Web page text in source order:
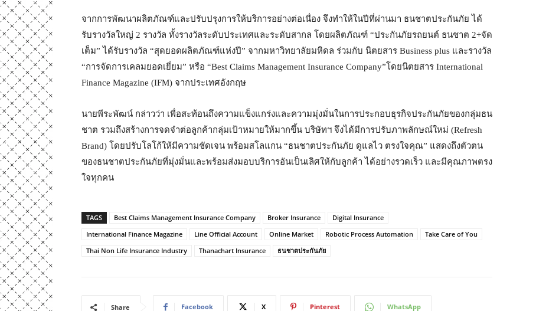
จากการพัฒนาผลิตภัณฑ์และปรับปรุงการให้บริการอย่างต่อเนื่อง จึงทำให้ในปีที่ผ่านมา ธนชาตประกันภัย ได้
รับรางวัลใหญ่ 2 รางวัล ทั้งรางวัลระดับประเทศและระดับสากล โดยผลิตภัณฑ์ “ประกันภัยรถยนต์ ธนชาต 2+จัด
เต็ม” ได้รับรางวัล “สุดยอดผลิตภัณฑ์แห่งปี” จากมหาวิทยาลัยมหิดล ร่วมกับ นิตยสาร Business plus และรางวัล
“การจัดการเคลมยอดเยี่ยม” หรือ “Best Claims Management Insurance Company”โดยนิตยสาร International
Finance Magazine (IFM) จากประเทศอังกฤษ
นายพีระพัฒน์ กล่าวว่า เพื่อสะท้อนถึงความแข็งแกร่งและความมุ่งมั่นในการประกอบธุรกิจประกันภัยของกลุ่มธน
ชาต รวมถึงสร้างการจดจำต่อลูกค้ากลุ่มเป้าหมายให้มากขึ้น บริษัทฯ จึงได้มีการปรับภาพลักษณ์ใหม่ (Refresh
Brand) โดยปรับโลโก้ให้มีความชัดเจน พร้อมสโลแกน “ธนชาตประกันภัย ดูแลไว ตรงใจคุณ” แสดงถึงตัวตน
ของธนชาตประกันภัยที่มุ่งมั่นและพร้อมส่งมอบบริการอันเป็นเลิศให้กับลูกค้า ได้อย่างรวดเร็ว และมีคุณภาพตรง
ใจทุกคน
TAGS Best Claims Management Insurance Company Broker Insurance
Digital Insurance
International Finance Magazine
Line Official Account Online Market Robotic Process Automation
Take Care of You
Thai Non Life Insurance Industry
Thanachart Insurance ธนชาตประกันภัย
Share Facebook X Pinterest WhatsApp